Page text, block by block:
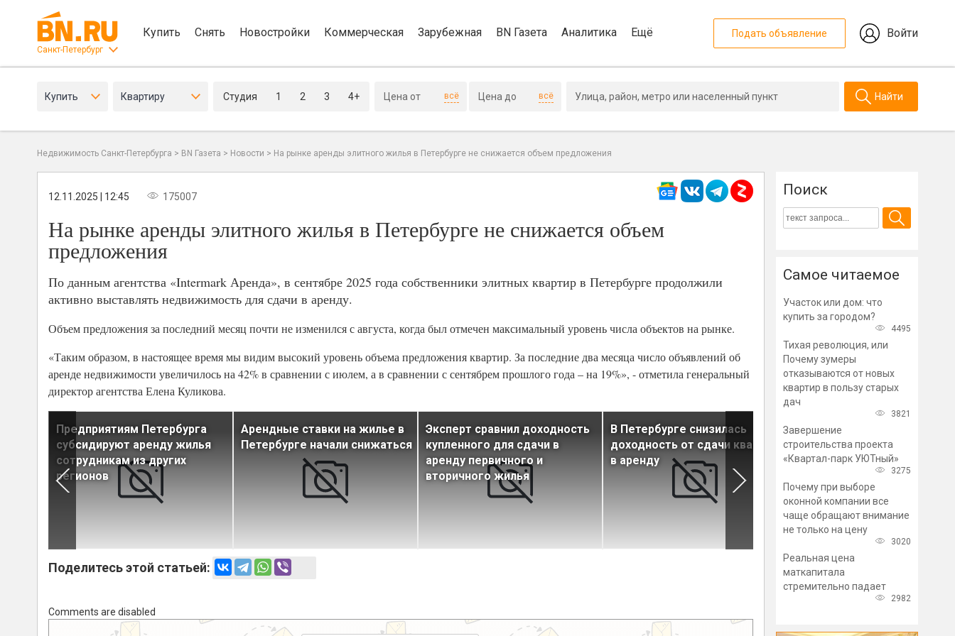
Санкт-Петербург
Купить Снять Новостройки Коммерческая Зарубежная BN Газета Аналитика Ещё Подать объявление Войти
Купить Квартиру Студия 1 2 3 4+ всё всё Найти
Недвижимость Санкт-Петербурга > BN Газета > Новости > На рынке аренды элитного жилья в Петербурге не снижается объем предложения
12.11.2025 | 12:45 175007
На рынке аренды элитного жилья в Петербурге не снижается объем
предложения
По данным агентства «Intermark Аренда», в сентябре 2025 года собственники элитных квартир в Петербурге продолжили
активно выставлять недвижимость для сдачи в аренду.
Объем предложения за последний месяц почти не изменился с августа, когда был отмечен максимальный уровень числа объектов на рынке.
«Таким образом, в настоящее время мы видим высокий уровень объема предложения квартир. За последние два месяца число объявлений об
аренде недвижимости увеличилось на 42% в сравнении с июлем, а в сравнении с сентябрем прошлого года – на 19%», - отметила генеральный
директор агентства Елена Куликова.
Предприятиям Петербурга
субсидируют аренду жилья
сотрудникам из других
регионов
Арендные ставки на жилье в
Петербурге начали снижаться
Эксперт сравнил доходность
купленного для сдачи в
аренду первичного и
вторичного жилья
В Петербурге снизилась
доходность от сдачи квартир
в аренду
Предложение арендного
жилья в России
второй квартал подряд
Поделитесь этой статьей:
Comments are disabled
Поиск
Самое читаемое
Участок или дом: что
купить за городом?
4495
Тихая революция, или
Почему зумеры
отказываются от новых
квартир в пользу старых
дач
3821
Завершение
строительства проекта
«Квартал-парк УЮТный»
3275
Почему при выборе
оконной компании все
чаще обращают внимание
не только на цену
3020
Реальная цена
маткапитала
стремительно падает
2982